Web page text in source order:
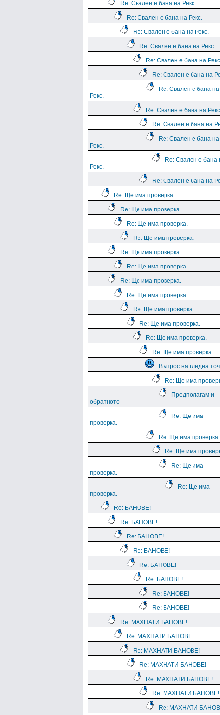
Re: Свален е бана на Рекс.
Re: Свален е бана на Рекс.
Re: Свален е бана на Рекс.
Re: Свален е бана на Рекс.
Re: Свален е бана на
Re: Свален е бана на
Re: Свален е бана на
Рекс.
Re: Свален е бана на
Re: Свален е бана на
Re: Свален е бана на
Рекс.
Re: Свален е бана
Рекс.
Re: Свален е бана на
Re: Ще има проверка.
Re: Ще има проверка.
Re: Ще има проверка.
Re: Ще има проверка.
Re: Ще има проверка.
Re: Ще има проверка.
Re: Ще има проверка.
Re: Ще има проверка.
Re: Ще има проверка.
Re: Ще има проверка.
Re: Ще има проверка.
Re: Ще има проверка.
Въпрос на гледна
Re: Ще има
Предполагам и
обратното
Re: Ще има
проверка.
Re: Ще има проверка.
Re: Ще има
Re: Ще има
проверка.
Re: Ще има
проверка.
Re: БАНОВЕ!
Re: БАНОВЕ!
Re: БАНОВЕ!
Re: БАНОВЕ!
Re: БАНОВЕ!
Re: БАНОВЕ!
Re: БАНОВЕ!
Re: БАНОВЕ!
Re: МАХНАТИ БАНОВЕ!
Re: МАХНАТИ БАНОВЕ!
Re: МАХНАТИ БАНОВЕ!
Re: МАХНАТИ БАНОВЕ!
Re: МАХНАТИ БАНОВЕ!
Re: МАХНАТИ БАНОВЕ!
Re: МАХНАТИ